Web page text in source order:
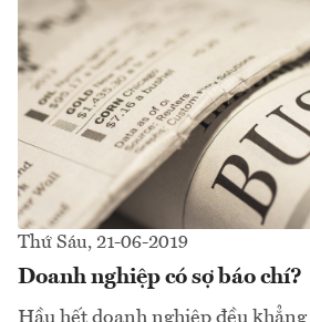
Thứ Sáu, 21-06-2019
Doanh nghiệp có sợ báo chí?
Hầu hết doanh nghiệp đều